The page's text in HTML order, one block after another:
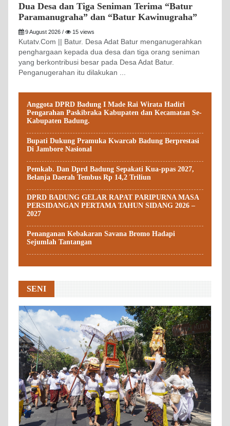
Dua Desa dan Tiga Seniman Terima “Batur
Paramanugraha” dan “Batur Kawinugraha”
9 August 2026 / 15 views
Kutatv.Com || Batur. Desa Adat Batur menganugerahkan
penghargaan kepada dua desa dan tiga orang seniman
yang berkontribusi besar pada Desa Adat Batur.
Penganugerahan itu dilakukan ...
Anggota DPRD Badung I Made Rai Wirata Hadiri
Pengarahan Paskibraka Kabupaten dan Kecamatan Se-
Kabupaten Badung.
Bupati Dukung Pramuka Kwarcab Badung Berprestasi
Di Jambore Nasional
Pemkab. Dan Dprd Badung Sepakati Kua-ppas 2027,
Belanja Daerah Tembus Rp 14,2 Triliun
DPRD BADUNG GELAR RAPAT PARIPURNA MASA
PERSIDANGAN PERTAMA TAHUN SIDANG 2026 –
2027
Penanganan Kebakaran Savana Bromo Hadapi
Sejumlah Tantangan
SENI